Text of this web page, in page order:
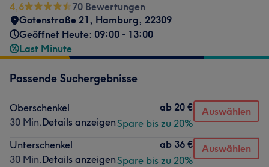
4,6
70 Bewertungen
Gotenstraße 21, Hamburg, 22309
Geöffnet Heute: 09:00 - 13:00
Last Minute
Passende Suchergebnisse
Oberschenkel
30 Min.Details anzeigen
ab 20 €
Spare bis zu 20%
Auswählen
Unterschenkel
30 Min.Details anzeigen
ab 36 €
Spare bis zu 20%
Auswählen